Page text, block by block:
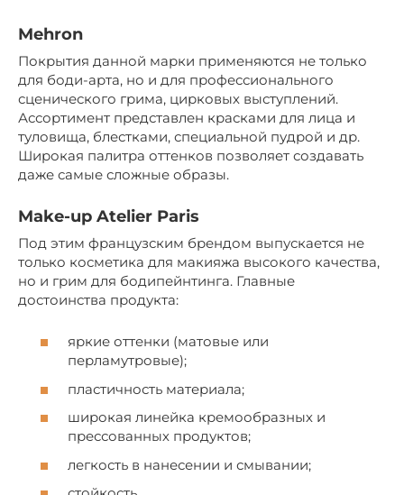
Mehron
Покрытия данной марки применяются не только
для боди-арта, но и для профессионального
сценического грима, цирковых выступлений.
Ассортимент представлен красками для лица и
туловища, блестками, специальной пудрой и др.
Широкая палитра оттенков позволяет создавать
даже самые сложные образы.
Make-up Atelier Paris
Под этим французским брендом выпускается не
только косметика для макияжа высокого качества,
но и грим для бодипейнтинга. Главные
достоинства продукта:
яркие оттенки (матовые или
перламутровые);
пластичность материала;
широкая линейка кремообразных и
прессованных продуктов;
легкость в нанесении и смывании;